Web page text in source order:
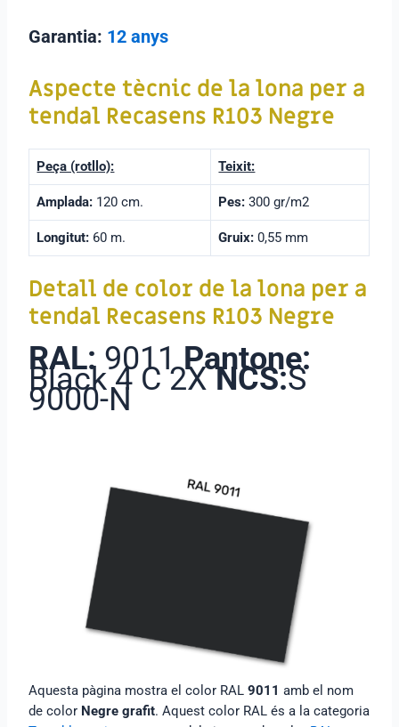
Garantia: 12 anys
Aspecte tècnic de la lona per a
tendal Recasens R103 Negre
Peça (rotllo): Teixit:
Amplada: 120 cm. Pes: 300 gr/m2
Longitut: 60 m. Gruix:0,55 mm
Detall de color de la lona per a
tendal Recasens R103 Negre
RAL: 9011Pantone:
Black 4 C 2XNCS:S
9000-N
Aquesta pàgina mostra el color RAL9011 amb el nom
de color Negre grafit. Aquest color RAL és a la categoria